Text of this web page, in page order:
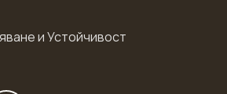
и Устойчивост